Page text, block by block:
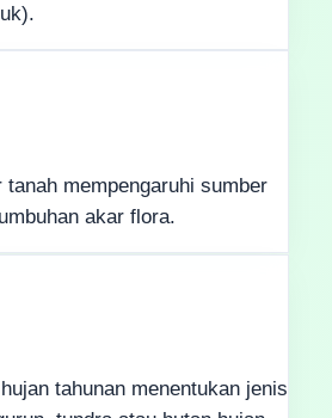
mempengaruhi sumber
akar flora.
tahunan menentukan jenis